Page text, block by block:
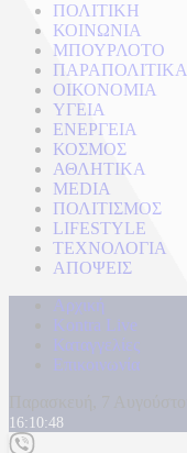
ΠΟΛΙΤΙΚΗ
ΚΟΙΝΩΝΙΑ
ΜΠΟΥΡΛΟΤΟ
ΠΑΡΑΠΟΛΙΤΙΚΑ
ΟΙΚΟΝΟΜΙΑ
ΥΓΕΙΑ
ΕΝΕΡΓΕΙΑ
ΚΟΣΜΟΣ
ΑΘΛΗΤΙΚΑ
MEDIA
ΠΟΛΙΤΙΣΜΟΣ
LIFESTYLE
ΤΕΧΝΟΛΟΓΙΑ
ΑΠΟΨΕΙΣ
Αρχική
Kontra Live
Καταγγελίες
Επικοινωνία
16:10:50